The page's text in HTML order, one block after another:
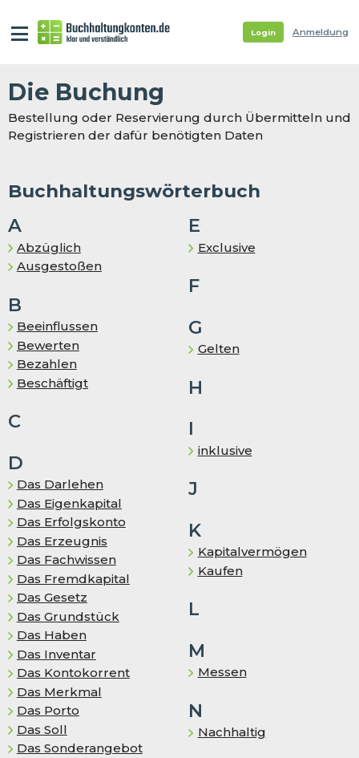
Login Anmeldung
Die Buchung
Bestellung oder Reservierung durch Übermitteln und
Registrieren der dafür benötigten Daten
Buchhaltungswörterbuch
A
Abzüglich
Ausgestoßen
B
Beeinflussen
Bewerten
Bezahlen
Be­schäf­tigt
C
D
Das Darlehen
Das Eigenkapital
Das Erfolgskonto
Das Er­zeug­nis
Das Fachwissen
Das Fremd­ka­pi­tal
Das Gesetz
Das Grundstück
Das Haben
Das In­ven­tar
Das Kontokorrent
Das Merkmal
Das Porto
Das Soll
Das Sonderangebot
E
Exclusive
F
G
Gelten
H
I
inklusive
J
K
Kapitalvermögen
Kaufen
L
M
Messen
N
Nachhaltig